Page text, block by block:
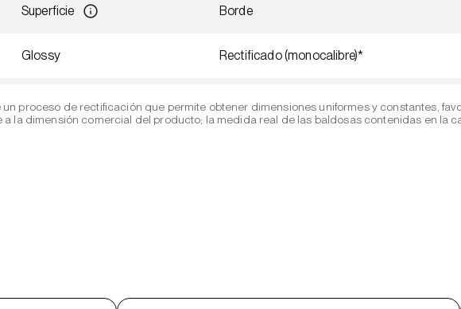
Superficie Borde
Glossy Rectificado (monocalibre)*
proceso de rectificación que permite obtener dimensiones uniformes y constantes,
la dimensión comercial del producto; la medida real de las baldosas contenidas en la